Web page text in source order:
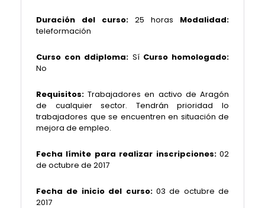
Duración del curso: 25 horas Modalidad:
teleformación
Curso con ddiploma: Sí Curso homologado:
No
Requisitos:Trabajadores en activo de Aragón
de cualquier sector. Tendrán prioridad lo
trabajadores que se encuentren en situación de
mejora de empleo.
Fecha límite para realizar inscripciones:02
de octubre de 2017
Fecha de inicio del curso: 03 de octubre de
2017